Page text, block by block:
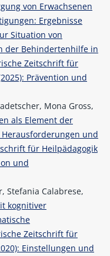
von Erwachsenen
Ergebnisse
Situation von
der Behindertenhilfe in
Zeitschrift für
Prävention und
Mona Gross,
als Element der
und
für Heilpädagogik
und
Stefania Calabrese,
kognitiver
Zeitschrift für
Einstellungen und